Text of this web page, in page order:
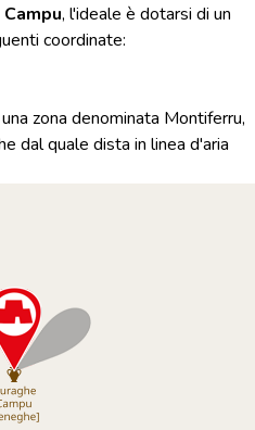
, l'ideale è dotarsi di un
coordinate:
zona denominata Montiferru,
dal quale dista in linea d'aria